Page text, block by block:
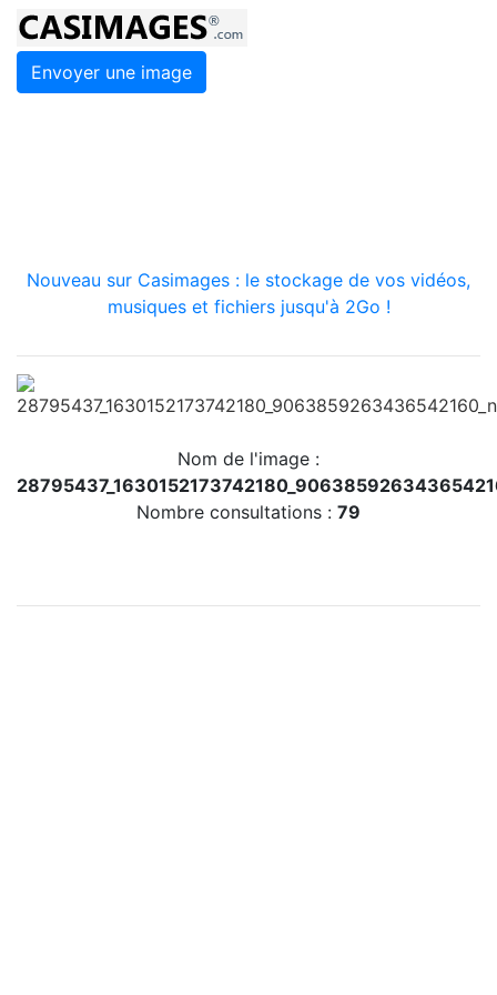
Envoyer une image
Nouveau sur Casimages : le stockage de vos vidéos,
musiques et fichiers jusqu'à 2Go !
Nom de l'image :
Nombre consultations : 79